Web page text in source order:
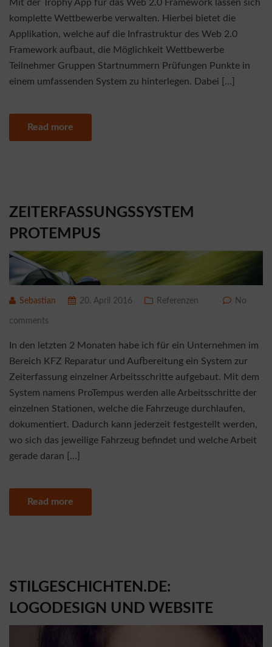
Mit der Trophy App für das Web 2.0 Framework lassen sich
komplette Wettbewerbe verwalten. Hierbei bietet die
Applikation, welche auf die Infrastruktur des Web 2.0
Framework aufbaut, die Möglichkeit Wettbewerbe
Teilnehmer Gruppen Startnummern Prüfungen Punkte in
einem umfassenden System zu hinterlegen. Dabei […]
Read more
ZEITERFASSUNGSSYSTEM
PROTEMPUS
Sebastian 20. April 2016 Referenzen No
comments
In den letzten 2 Monaten habe ich für ein Unternehmen im
Bereich KFZ Reparatur und Aufbereitung ein System zur
Zeiterfassung einzelner Arbeitsschritte aufgebaut. Mit dem
System namens ProTempus werden alle Arbeitsschritte der
einzelnen Stationen, welche die Fahrzeuge durchlaufen,
dokumentiert. Dadurch kann jederzeit festgestellt werden,
wo sich das jeweilige Fahrzeug befindet und welche Arbeit
gerade daran […]
Read more
STILGESCHICHTEN.DE:
LOGODESIGN UND WEBSITE